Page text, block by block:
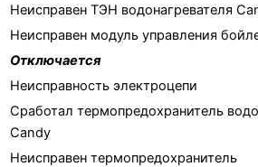
Неисправен ТЭН водонагревателя
Неисправен модуль управления
Отключается
Неисправность электроцепи
Сработал термопредохранитель
Candy
Неисправен термопредохранитель